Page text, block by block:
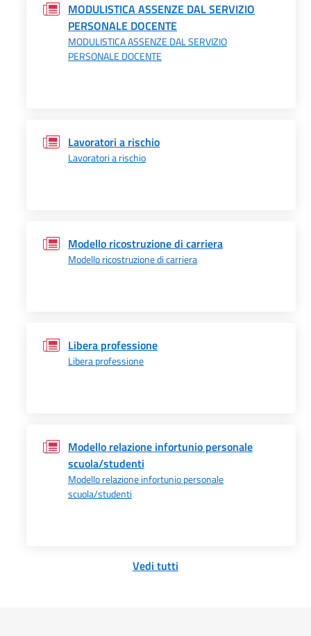
MODULISTICA ASSENZE DAL SERVIZIO
PERSONALE DOCENTE
MODULISTICA ASSENZE DAL SERVIZIO
PERSONALE DOCENTE
Lavoratori a rischio
Lavoratori a rischio
Modello ricostruzione di carriera
Modello ricostruzione di carriera
Libera professione
Libera professione
Modello relazione infortunio personale
scuola/studenti
Modello relazione infortunio personale
scuola/studenti
Vedi tutti